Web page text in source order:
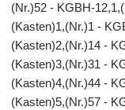
(Nr.)52 - KGBH-
(Kasten)1,(Nr.)1 -
(Kasten)2,(Nr.)14 -
(Kasten)3,(Nr.)31 -
(Kasten)4,(Nr.)44 -
(Kasten)5,(Nr.)57 -